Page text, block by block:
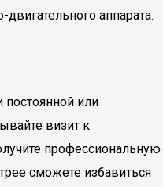
аппарата.
постоянной или
визит к
профессиональную
сможете избавиться